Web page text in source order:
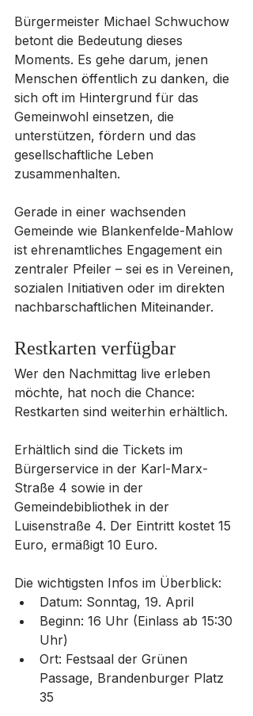
Bürgermeister Michael Schwuchow
betont die Bedeutung dieses
Moments. Es gehe darum, jenen
Menschen öffentlich zu danken, die
sich oft im Hintergrund für das
Gemeinwohl einsetzen, die
unterstützen, fördern und das
gesellschaftliche Leben
zusammenhalten.
Gerade in einer wachsenden
Gemeinde wie Blankenfelde-Mahlow
ist ehrenamtliches Engagement ein
zentraler Pfeiler – sei es in Vereinen,
sozialen Initiativen oder im direkten
nachbarschaftlichen Miteinander.
Restkarten verfügbar
Wer den Nachmittag live erleben
möchte, hat noch die Chance:
Restkarten sind weiterhin erhältlich.
Erhältlich sind die Tickets im
Bürgerservice in der Karl-Marx-
Straße 4 sowie in der
Gemeindebibliothek in der
Luisenstraße 4. Der Eintritt kostet 15
Euro, ermäßigt 10 Euro.
Die wichtigsten Infos im Überblick:
Datum: Sonntag, 19. April
Beginn: 16 Uhr (Einlass ab 15:30
Uhr)
Ort: Festsaal der Grünen
Passage, Brandenburger Platz
35